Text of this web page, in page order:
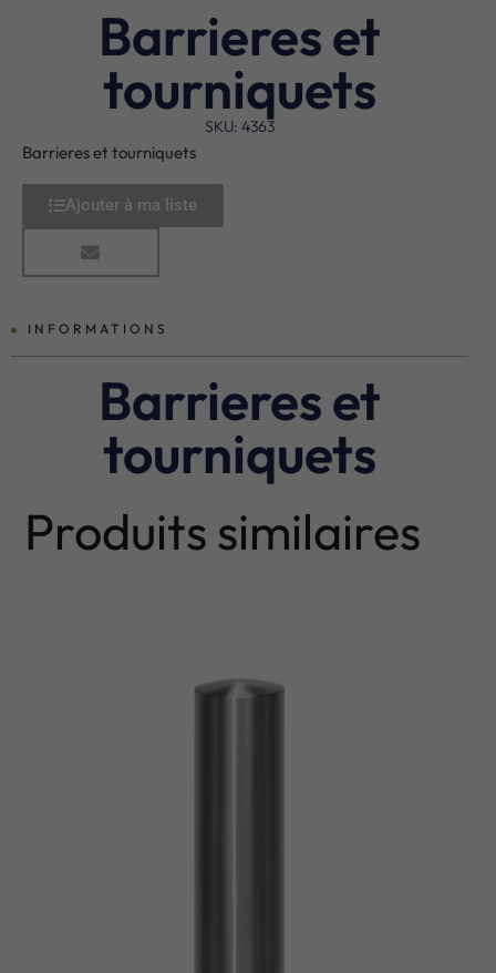
Barrieres et
tourniquets
SKU: 4363
Barrieres et tourniquets
Ajouter à ma liste
INFORMATIONS
Barrieres et
tourniquets
Produits similaires